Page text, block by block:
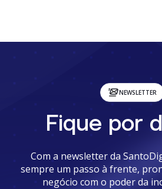
NEWSLETTER
Fique por
Com a newsletter da
sempre um passo à frente,
negócio com o poder da